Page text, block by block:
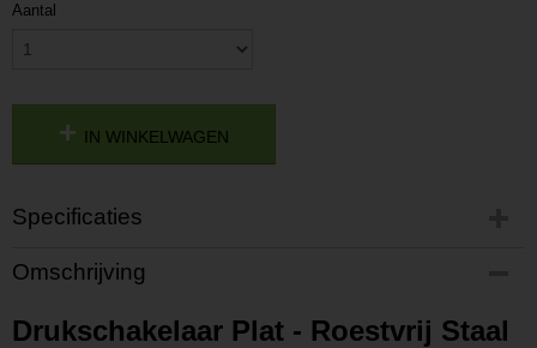
Aantal
IN WINKELWAGEN
Specificaties
Productcode
P201704031425
L201704031425
Omschrijving
Drukschakelaar Plat - Roestvrij Staal